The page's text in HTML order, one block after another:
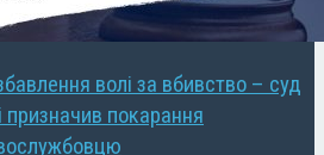
волі за вбивство – суд
призначив покарання